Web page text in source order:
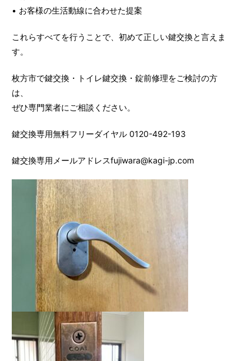
• お客様の生活動線に合わせた提案
これらすべてを行うことで、初めて正しい鍵交換と言えま
す。
枚方市で鍵交換・トイレ鍵交換・錠前修理をご検討の方
は、
ぜひ専門業者にご相談ください。
鍵交換専用無料フリーダイヤル 0120-492-193
鍵交換専用メールアドレスfujiwara@kagi-jp.com